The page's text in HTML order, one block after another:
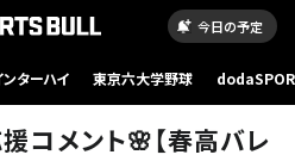
今日の予定
ンターハイ 東京六大学野球
コメント🌸【春高バレ